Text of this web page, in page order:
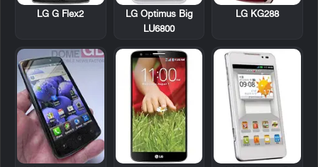
LG KG288
LG Optimus Big
LU6800
LG G Flex2